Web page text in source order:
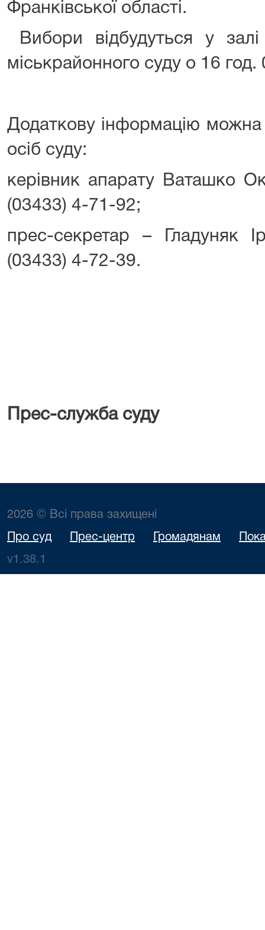
Франківської області.
Вибори відбудуться у
міськрайонного суду о 16 год.
Додаткову інформацію можна
осіб суду:
керівник апарату Ваташко
(03433) 4-71-92;
прес-секретар – Гладуняк
(03433) 4-72-39.
Прес-служба суду
2026 © Всі права захищені
Про суд Прес-центр Громадянам
v1.38.1